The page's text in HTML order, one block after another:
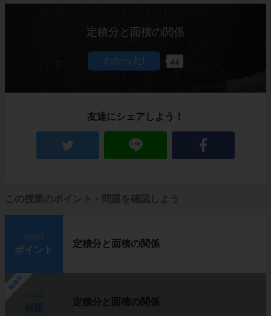
定積分と面積の関係
44
友達にシェアしよう！
この授業のポイント・問題を確認しよう
ポイント
定積分と面積の関係
勉強中
定積分と面積の関係